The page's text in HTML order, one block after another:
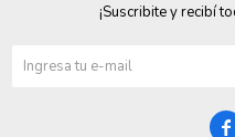
¡Suscribite y recibí
